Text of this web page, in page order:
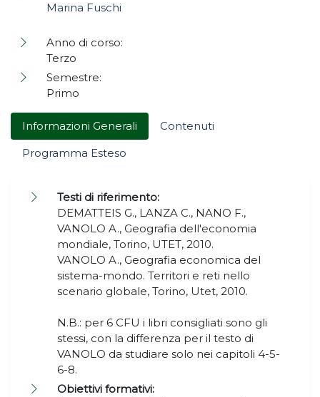
Informazioni Generali
Contenuti
Programma Esteso
Testi di riferimento:
DEMATTEIS G., LANZA C., NANO F.,
VANOLO A., Geografia dell'economia
mondiale, Torino, UTET, 2010.
VANOLO A., Geografia economica del
sistema-mondo. Territori e reti nello
scenario globale, Torino, Utet, 2010.
N.B.: per 6 CFU i libri consigliati sono gli
stessi, con la differenza per il testo di
VANOLO da studiare solo nei capitoli 4-5-
6-8.
Obiettivi formativi:
Marina Fuschi
Anno di corso:
Terzo
Semestre:
Primo